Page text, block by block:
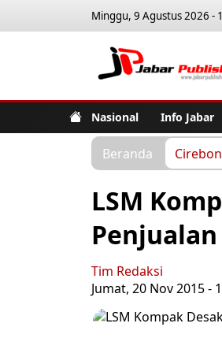
Minggu, 9 Agustus 2026 -
Nasional Info Jabar
Beranda Cirebon
LSM
Tim Redaksi
Jumat, 20 Nov 2015 -